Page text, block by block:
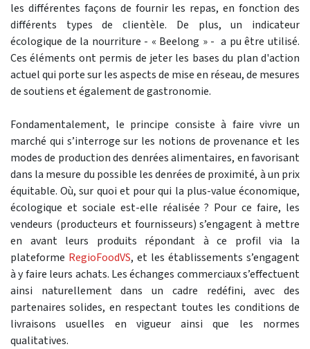
les différentes façons de fournir les repas, en fonction des
différents types de clientèle. De plus, un indicateur
écologique de la nourriture - « Beelong » - a pu être utilisé.
Ces éléments ont permis de jeter les bases du plan d'action
actuel qui porte sur les aspects de mise en réseau, de mesures
de soutiens et également de gastronomie.
Fondamentalement, le principe consiste à faire vivre un
marché qui s’interroge sur les notions de provenance et les
modes de production des denrées alimentaires, en favorisant
dans la mesure du possible les denrées de proximité, à un prix
équitable. Où, sur quoi et pour qui la plus-value économique,
écologique et sociale est-elle réalisée ? Pour ce faire, les
vendeurs (producteurs et fournisseurs) s’engagent à mettre
en avant leurs produits répondant à ce profil via la
plateforme RegioFoodVS, et les établissements s’engagent
à y faire leurs achats. Les échanges commerciaux s’effectuent
ainsi naturellement dans un cadre redéfini, avec des
partenaires solides, en respectant toutes les conditions de
livraisons usuelles en vigueur ainsi que les normes
qualitatives.